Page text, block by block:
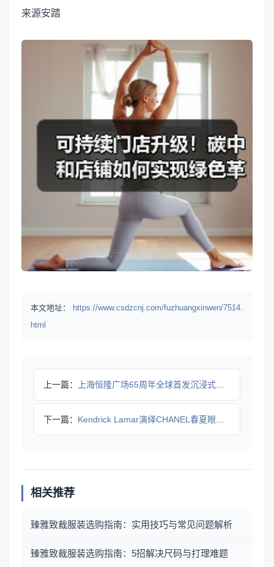
来源安踏
本文地址：
https://www.csdzcnj.com/fuzhuangxinwen/7514.
html
上一篇： 上海恒隆广场65周年全球首发沉浸式花园盛宴
下一篇： Kendrick Lamar演绎CHANEL春夏眼镜系列，时
相关推荐
臻雅致裁服装选购指南：实用技巧与常见问题解析
臻雅致裁服装选购指南：5招解决尺码与打理难题